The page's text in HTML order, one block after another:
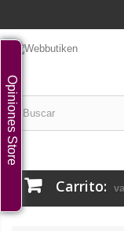
Carrito:
Opiniones Store